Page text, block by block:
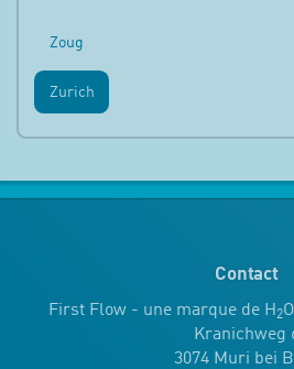
Zoug
Zurich
Contact
First Flow - une marque de H2
Kranichweg
3074 Muri bei